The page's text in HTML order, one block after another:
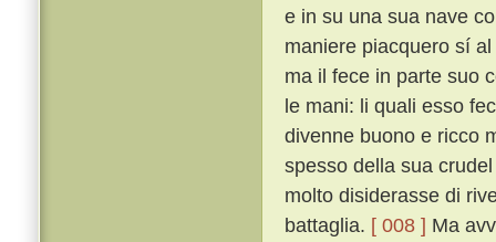
e in su una sua nave
maniere piacquero sí
ma il fece in parte suo
le mani: li quali esso
divenne buono e ricco
spesso della sua
molto disiderasse di
battaglia. [ 008 ] Ma